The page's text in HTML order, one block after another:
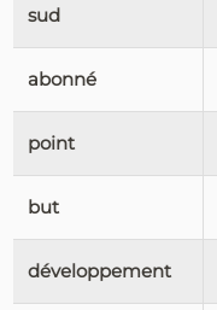
sud
abonné
point
but
développement